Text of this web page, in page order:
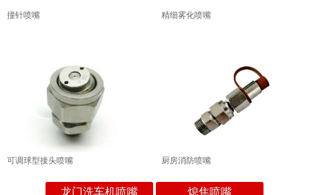
撞针喷嘴 精细雾化喷嘴
可调球型接头喷嘴 厨房消防喷嘴
龙门洗车机喷嘴
熄焦喷嘴